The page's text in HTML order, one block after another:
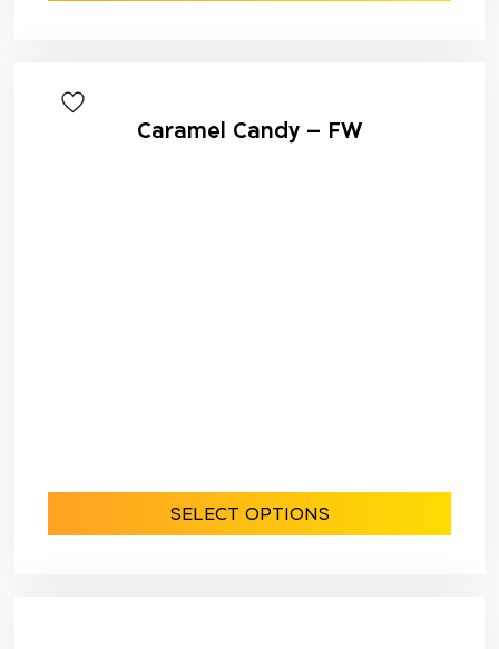
Caramel Candy – FW
SELECT OPTIONS